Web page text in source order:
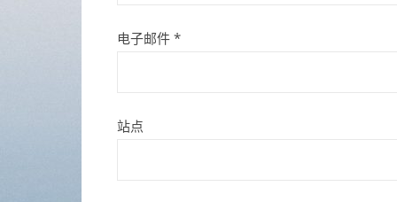
电子邮件 *
站点